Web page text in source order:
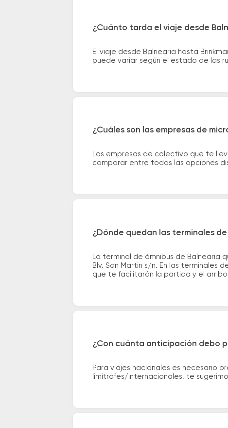
¿Cuánto tarda el viaje desde
El viaje desde Balnearia hasta
puede variar según el estado de las
¿Cuáles son las empresas de
Las empresas de colectivo que te
comparar entre todas las opciones
¿Dónde quedan las terminales
La terminal de ómnibus de Balnearia
Blv. San Martin s/n. En las terminales
que te facilitarán la partida y el
¿Con cuánta anticipación debo
Para viajes nacionales es necesario
limítrofes/internacionales, te